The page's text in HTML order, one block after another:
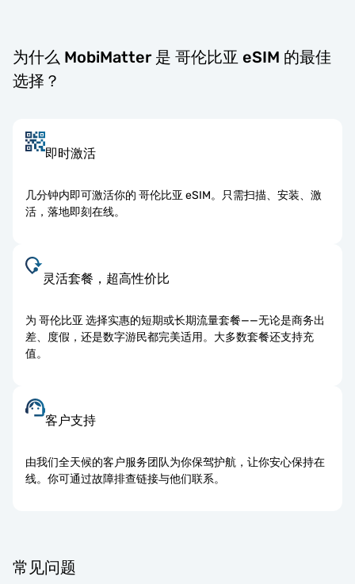
为什么 MobiMatter 是 哥伦比亚 eSIM 的最佳
选择？
即时激活
几分钟内即可激活你的 哥伦比亚 eSIM。只需扫描、安装、激
活，落地即刻在线。
灵活套餐，超高性价比
为 哥伦比亚 选择实惠的短期或长期流量套餐——无论是商务出
差、度假，还是数字游民都完美适用。大多数套餐还支持充
值。
客户支持
由我们全天候的客户服务团队为你保驾护航，让你安心保持在
线。你可通过故障排查链接与他们联系。
常见问题